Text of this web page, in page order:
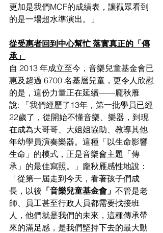
更加是我們MCF的成績表，讓觀眾看到
的是一場超水準演出。」
從受惠者回到中心幫忙 落實真正的「傳
承」
自 2013 年成立至今，音樂兒童基金會已
惠及超過 6700 名基層兒童，更令人欣慰
的是，這份力量正在延續——龐秋雁
說: 「我們經歷了13年，第一批學員已經
22歲了，從開始不懂音樂、樂器，到現
在成為大哥哥、大姐姐協助、教導其他
年幼學員演奏樂器。這種「以生命影響
生命」的模式，正是音樂會主題「傳
承」的最佳寫照。」龐秋雁感性地說：
「從第一屆走到今天，看著孩子們成
長，以後 「音樂兒童基金會」 不管是老
師、員工甚至行政人員都需要找接班
人，他們就是我們的未來，這種傳承帶
來的滿足感，是我們堅持下去的最大動